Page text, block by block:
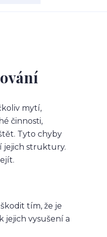
mytí,
činnosti,
Tyto chyby
jejich struktury.
tím, že je
jejich vysušení a